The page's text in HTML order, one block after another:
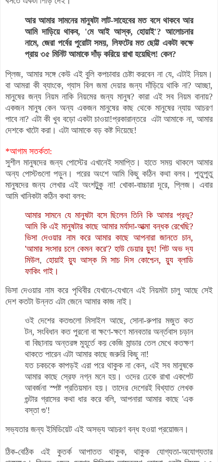
আর আমার সামনের মানুষটা লাট-সাহেবের মত বসে থাকবে আর
আমি দাড়িয়ে থাকব, 'মে আই আস্ক, হোয়াই'? আলোচনার
নামে, জেরা পর্বের পুরোটা সময়, লিফটের মত ছোট্ট একটা কক্ষে
প্রায় ৩৫ মিনিট আমাকে দাঁড় করিয়ে রাখা হয়েছিল! কেন?
প্লিজ, আমার সঙ্গে কেউ এই বুলি কপচাবার চেষ্টা করবেন না যে, এটাই নিয়ম।
বা আমরা কী ব্যাংকে, গ্যাস বিল জমা দেয়ার জন্য দাঁড়িয়ে থাকি না? আচ্ছা,
মানুষের জন্য নিয়ম নাকি নিয়মের জন্য মানুষ? কারা এই সব নিয়ম বানায়?
একজন মানুষ কেন অন্য একজন মানুষের কাছ থেকে মানুষের ন্যায় আচরণ
পাবে না? এটা কী খুব বড়ো একটা চাওয়া‍!প্রকারান্তরে এটা আমাকে না, আমার
দেশকে খাটো করা। এটা আমাকে বড় কষ্ট দিয়েছে!
*আগাম সতর্কতা:
সুশীল মানুষদের জন্য পোস্টের এখানেই সমাপ্তি। হাতে সময় থাকলে আমার
অন্য পোস্টগুলো পড়ুন। পরের অংশে আমি কিছু কঠিন কথা বলব। পুতুপুতু
মানুষদের জন্য লেখার এই অংশটুুকু না! খোকা-বাচ্চারা দূরে, প্লিজ। এবার
আমি খানিকটা কঠিন কথা বলব:
আমার সামনে যে মানুষটা বসে ছিলেন তিনি কি আমার প্রভু?
আমি কি এই মানুষটার কাছে আমার মর্যাদা-আত্মা বন্ধক রেখেছি?
ভিসা দেওয়ার নাম করে আমার কাছে আপনারা জানতে চান,
'আমার সংসার চলে কেমন করে'? হাউ ডেয়ার য়্যু! শিট অভ দ্য
মিউল, হোয়াই য়্যু আস্ক মি সাচ দিস কোশ্চেন, য়্যু ব্লাডি
ফাকিং গাই।
ভিসা দেওয়ার নাম করে পৃথিবীর যেখানে-যেখানে এই নিয়মটা চালু আছে সেই
দেশ কতটা উন্নত এটা জেনে আমার কাজ নাই।
ওই দেশের কতগুলো মিসাইল আছে, সোনা-রুপার মজুত কত
টন, সংবিধান কত পুরনো বা ক্ষণে-ক্ষণে মানবতার অর্ন্তবাস চড়ান
বা বিছানায় অন্তরঙ্গ মুহূর্তে কয় কেজি মান্ডার তেল মেখে কতক্ষণ
থাকতে পারেন এটা আমার কাছে জরুরি কিছু না!
যত চকচকে কাপড়ই এরা পরে থাকুক না কেন, এই সব মানুষকে
আমার কাছে স্রেফ নগ্ন মনে হয়। ওদের ঢেকে রাখা একপেট
আবর্জনা স্পষ্ট প্রতিয়মান হয়। তাদের দেশেরই বিখ্যাত লেখক
গুন্টার গ্রাসের কথা ধার করে বলি, আপনারা আমার কাছে 'এক
বস্তা গু'!
সভ্যতার জন্য ইমিডিয়েট এই অসভ্য আচরণ বন্ধ হওয়া প্রয়োজন।
ঠিক-বেঠিক এই কুতর্ক আপাতত থাকুক, থাকুক যোগ্যতা-অযোগ্যতার